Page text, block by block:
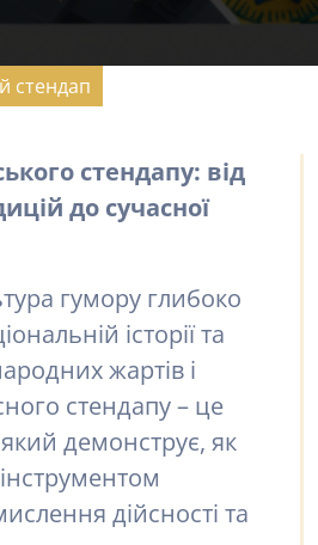
стендап
стендапу: від
до сучасної
гумору глибоко
історії та
жартів і
стендапу – це
демонструє, як
дійсності та